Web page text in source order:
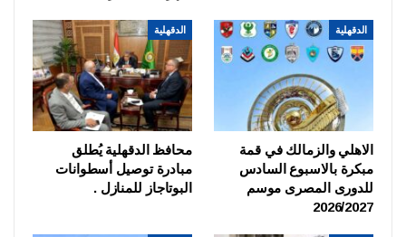
الدقهلية
الاهلي والزمالك في قمة
مبكرة بالاسبوع السادس
للدورى المصرى موسم
2026/2027
الدقهلية
محافظ الدقهلية يُطلق
مبادرة توصيل أسطوانات
البوتاجاز للمنازل .